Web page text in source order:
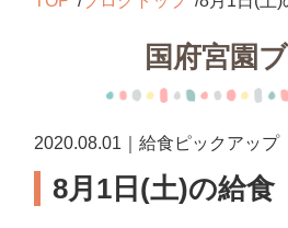
国府宮園
2020.08.01｜給食ピックアップ
8月1日(土)の給食